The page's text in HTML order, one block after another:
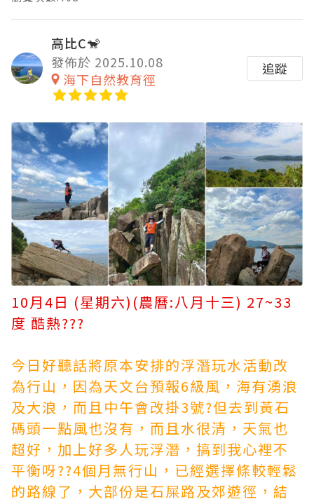
高比C🐒
發佈於 2025.10.08
海下自然教育徑
追蹤
10月4日 (星期六)(農曆:八月十三) 27~33
度 酷熱???
今日好聽話將原本安排的浮潛玩水活動改
為行山，因為天文台預報6級風，海有湧浪
及大浪，而且中午會改掛3號?但去到黃石
碼頭一點風也沒有，而且水很清，天氣也
超好，加上好多人玩浮潛，搞到我心裡不
平衡呀??4個月無行山，已經選擇條較輕鬆
的路線了，大部份是石屎路及郊遊徑，結